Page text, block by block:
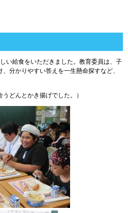
い給食をいただきました。教育委員は、子
分かりやすい答えを一生懸命探すなど、
どんとかき揚げでした。）